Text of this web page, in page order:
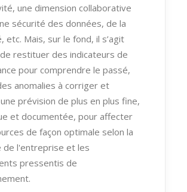
une dimension collaborative
sécurité des données, de la
etc. Mais, sur le fond, il s’agit
restituer des indicateurs de
pour comprendre le passé,
anomalies à corriger et
prévision de plus en plus fine,
et documentée, pour affecter
de façon optimale selon la
de l'entreprise et les
pressentis de